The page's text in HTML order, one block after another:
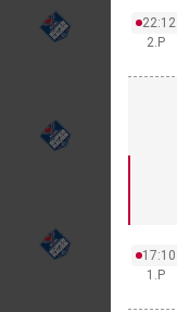
22:12
2.P
17:10
1.P